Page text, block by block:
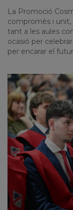
La Promoció
compromès i
tant a les aules
ocasió per
per encarar el